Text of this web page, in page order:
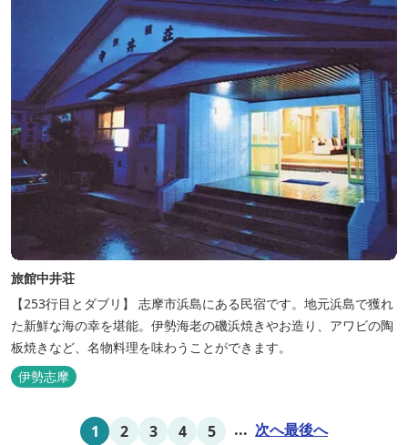
旅館中井荘
【253行目とダブリ】 志摩市浜島にある民宿です。地元浜島で獲れ
た新鮮な海の幸を堪能。伊勢海老の磯浜焼きやお造り、アワビの陶
板焼きなど、名物料理を味わうことができます。
伊勢志摩
1 2 3 4 5 ... 次へ最後へ